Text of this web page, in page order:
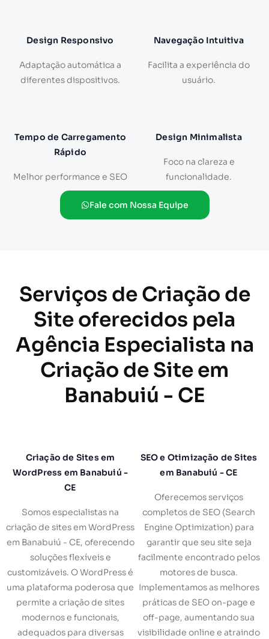
Design Responsivo
Adaptação automática a
diferentes dispositivos.
Navegação Intuitiva
Facilita a experiência do
usuário.
Tempo de Carregamento
Rápido
Melhor performance e SEO
Design Minimalista
Foco na clareza e
funcionalidade.
Fale com Nossa Equipe
Serviços de Criação de
Site oferecidos pela
Agência Especialista na
Criação de Site em
Banabuiú - CE
Criação de Sites em
WordPress em Banabuiú -
CE
Somos especialistas na
criação de sites em WordPress
em Banabuiú - CE, oferecendo
soluções flexíveis e
customizáveis. O WordPress é
uma plataforma poderosa que
permite a criação de sites
modernos e funcionais,
adequados para diversas
SEO e Otimização de Sites
em Banabuiú - CE
Oferecemos serviços
completos de SEO (Search
Engine Optimization) para
garantir que seu site seja
facilmente encontrado pelos
motores de busca.
Implementamos as melhores
práticas de SEO on-page e
off-page, aumentando sua
visibilidade online e atraindo